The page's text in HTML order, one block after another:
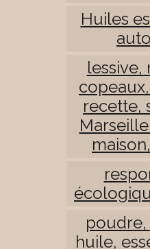
Huiles
lessive,
recette,
poudre,
huile,